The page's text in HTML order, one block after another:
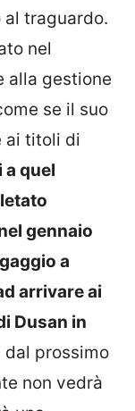
traguardo.
nel
alla gestione
se il suo
ai titoli di
a quel
gennaio
a
arrivare ai
Dusan in
dal prossimo
non vedrà